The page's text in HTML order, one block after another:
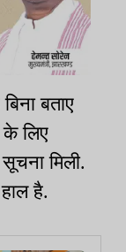
बताए
लिए
मिली.
है.